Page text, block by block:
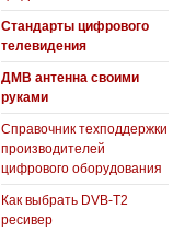
Стандарты цифрового
телевидения
ДМВ антенна своими
руками
Справочник техподдержки
производителей
цифрового оборудования
Как выбрать DVB-T2
ресивер